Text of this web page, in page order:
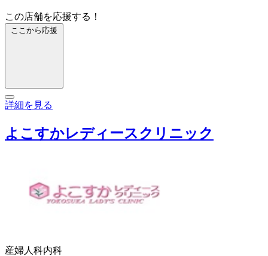
この店舗を応援する！
ここから応援
詳細を見る
よこすかレディースクリニック
産婦人科内科